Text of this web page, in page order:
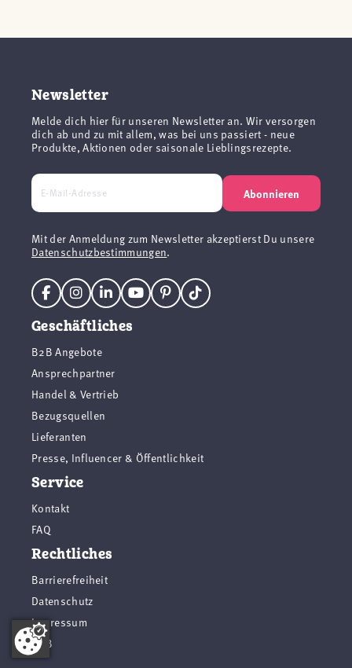
Newsletter
Melde dich hier für unseren Newsletter an. Wir versorgen
dich ab und zu mit allem, was bei uns passiert - neue
Produkte, Aktionen oder saisonale Lieblingsrezepte.
Abonnieren
Mit der Anmeldung zum Newsletter akzeptierst Du unsere
Datenschutzbestimmungen.
Geschäftliches
B2B Angebote
Ansprechpartner
Handel & Vertrieb
Bezugsquellen
Lieferanten
Presse, Influencer & Öffentlichkeit
Service
Kontakt
FAQ
Rechtliches
Barrierefreiheit
Datenschutz
Impressum
AGB